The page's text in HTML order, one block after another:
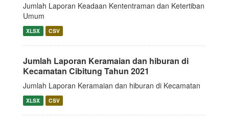
Jumlah Laporan Keadaan Kententraman dan Ketertiban
Umum
XLSX CSV
Jumlah Laporan Keramaian dan hiburan di
Kecamatan Cibitung Tahun 2021
Jumlah Laporan Keramaian dan hiburan di Kecamatan
XLSX CSV